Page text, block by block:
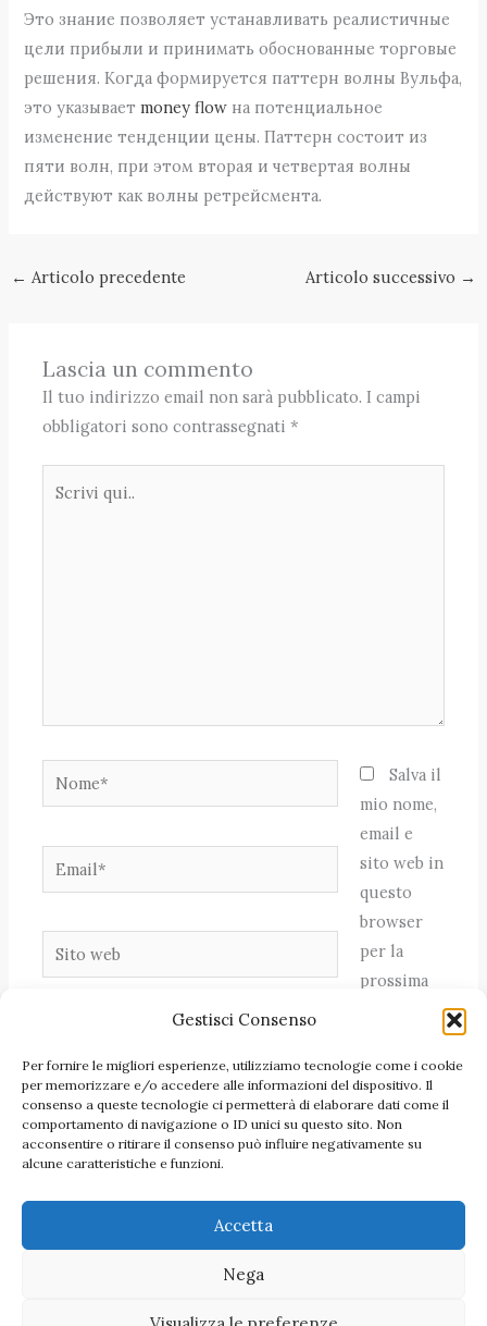
Gestisci Consenso
Per fornire le migliori esperienze, utilizziamo tecnologie come i cookie
per memorizzare e/o accedere alle informazioni del dispositivo. Il
consenso a queste tecnologie ci permetterà di elaborare dati come il
comportamento di navigazione o ID unici su questo sito. Non
acconsentire o ritirare il consenso può influire negativamente su
alcune caratteristiche e funzioni.
Accetta
Nega
Это знание позволяет устанавливать реалистичные
цели прибыли и принимать обоснованные торговые
решения. Когда формируется паттерн волны Вульфа,
это указываетmoney flow на потенциальное
изменение тенденции цены. Паттерн состоит из
пяти волн, при этом вторая и четвертая волны
действуют как волны ретрейсмента.
← Articolo precedente Articolo successivo →
Lascia un commento
Il tuo indirizzo email non sarà pubblicato. I campi
obbligatori sono contrassegnati*
Nome*
Email*
Sito
web
Salva il
mio nome,
email e
sito web in
questo
browser
per la
prossima